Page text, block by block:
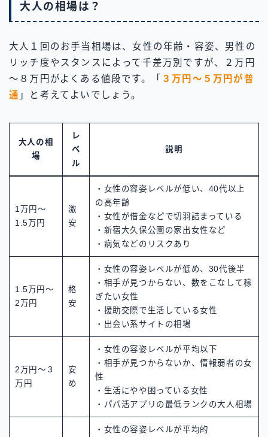
大人の相場は？
大人１回のお手当相場は、女性の年齢・容姿、男性の
リッチ度やスタンスによって千差万別ですが、２万円
～８万円がよくある値段です。「 ３万円～５万円が普
通 」と考えてよいでしょう。
大人の相
場
レ
ベ
ル
説明
1万円～
1.5万円
激
安
・女性の容姿レベルが低い、40代以上
の高年齢
・女性が借金などで切羽詰まっている
・新宿大久保公園の家出女性など
・病気などのリスクあり
1.5万円～
2万円
格
安
・女性の容姿レベルが低め、30代後半
・相手が見つからない、数をこなして稼
ぎたい女性
・援助交際で生活している女性
・出会い系サイトの相場
2万円～３
万円
安
め
・女性の容姿レベルが平均以下
・相手が見つからないか、情報弱者の女
性
・生活にやや困っている女性
・パパ活アプリの最低ランクの大人相場
・女性の容姿レベルが平均的